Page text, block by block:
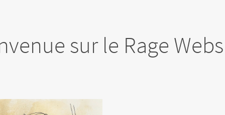
sur le Rage